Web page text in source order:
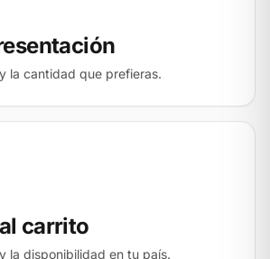
la cantidad que prefieras.
carrito
la disponibilidad en tu país.